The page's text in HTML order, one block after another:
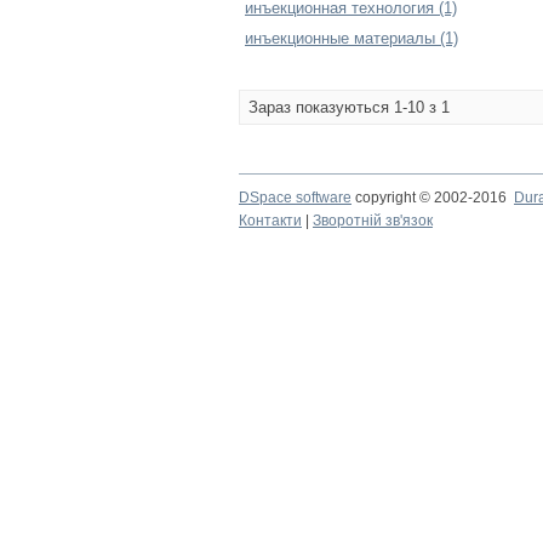
инъекционная технология (1)
инъекционные материалы (1)
Зараз показуються 1-10 з 1
DSpace software copyright © 2002-2016
Контакти
Зворотній зв'язок